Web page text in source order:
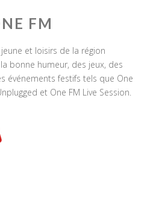
FM
jeune et loisirs de la région
bonne humeur, des jeux, des
événements festifs tels que One
et One FM Live Session.